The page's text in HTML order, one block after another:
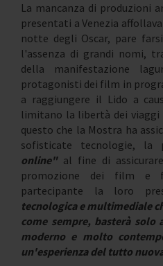
La mancanza di produzioni
presentati a Venezia
notte degli Oscar, pare
l'assenza di grandi nomi,
della manifestazione
protagonisti dei film in
a raggiungere il Lido a
limitano la libertà dei
questo che la Mostra ha
sofisticate tecnologie, la
online"al fine di
promozione dei film e
partecipante la loro
tecnologica e multimediale
come sempre, basterà solo
moderno e molto
un'esperienza del tutto